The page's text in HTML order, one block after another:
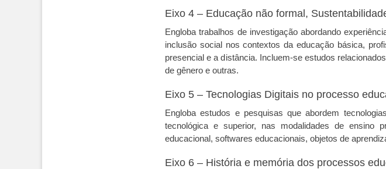
Eixo 4 – Educação não formal,
Engloba trabalhos de investigação abordando
inclusão social nos contextos da educação básica,
presencial e a distância. Incluem-se estudos
de gênero e outras.
Eixo 5 – Tecnologias Digitais no processo
Engloba estudos e pesquisas que abordem
tecnológica e superior, nas modalidades de ensino
educacional, softwares educacionais, objetos de
Eixo 6 – História e memória dos processos